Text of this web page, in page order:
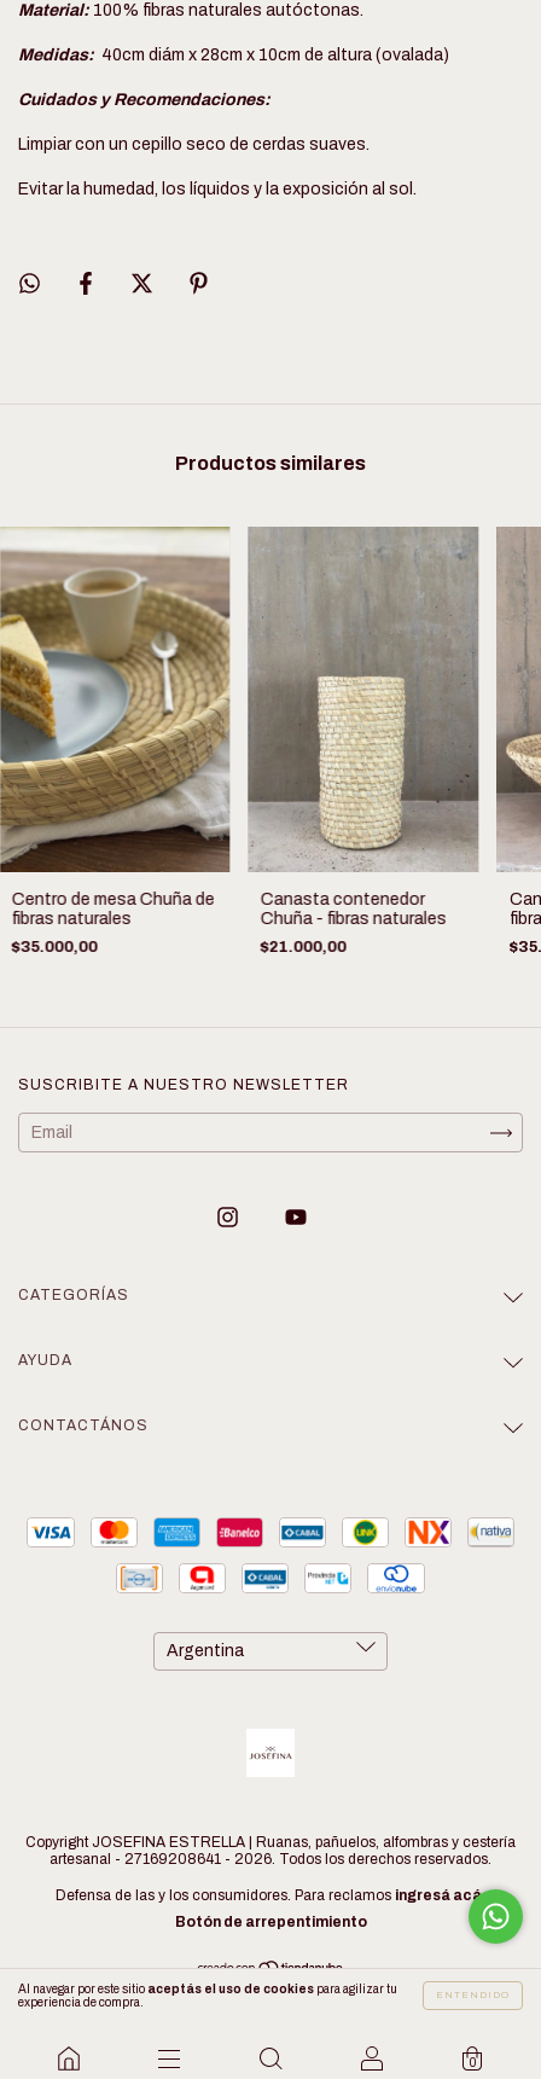
Al navegar por este sitio aceptás el uso de cookies para agilizar tu
experiencia de compra.
ENTENDIDO
0
Material: 100% fibras naturales autóctonas.
Medidas: 40cm diám x 28cm x 10cm de altura (ovalada)
Cuidados y Recomendaciones:
Limpiar con un cepillo seco de cerdas suaves.
Evitar la humedad, los líquidos y la exposición al sol.
Productos similares
Centro de mesa Chuña de
fibras naturales
$35.000,00
Canasta contenedor
Chuña - fibras naturales
$21.000,00
SUSCRIBITE A NUESTRO NEWSLETTER
CATEGORÍAS
AYUDA
CONTACTÁNOS
Copyright JOSEFINA ESTRELLA | Ruanas, pañuelos, alfombras y cestería
artesanal - 27169208641 - 2026. Todos los derechos reservados.
Defensa de las y los consumidores. Para reclamos ingresá acá.
Botón de arrepentimiento